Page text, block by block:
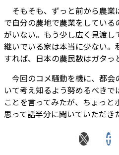
そもそも、ずっと前から農業
で自分の農地で農業をしてい
がいない。もう少し広く見渡し
継いでいる家は本当に少ない
すれば、日本の農民数はガタっ
今回のコメ騒動を機に、都会
いて考え知るよう努めるべき
ことを言ってみたが、ちょっと
思って話半分に聞いていただき